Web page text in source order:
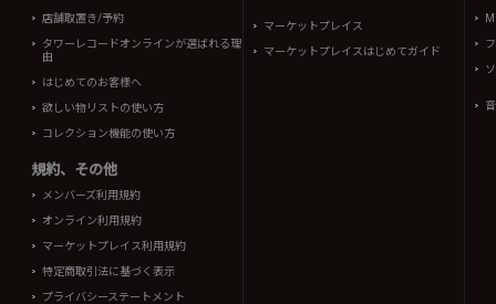
店舗取置き/予約
タワーレコードオンラインが選ばれる理
由
はじめてのお客様へ
欲しい物リストの使い方
コレクション機能の使い方
規約、その他
メンバーズ利用規約
オンライン利用規約
マーケットプレイス利用規約
特定商取引法に基づく表示
プライバシーステートメント
マーケットプレイス
マーケットプレイスはじめてガイド